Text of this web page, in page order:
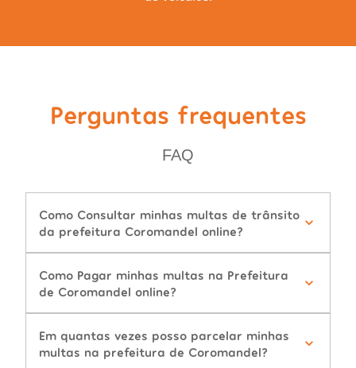
Perguntas frequentes
FAQ
Como Consultar minhas multas de trânsito
da prefeitura Coromandel online?
Como Pagar minhas multas na Prefeitura
de Coromandel online?
Em quantas vezes posso parcelar minhas
multas na prefeitura de Coromandel?